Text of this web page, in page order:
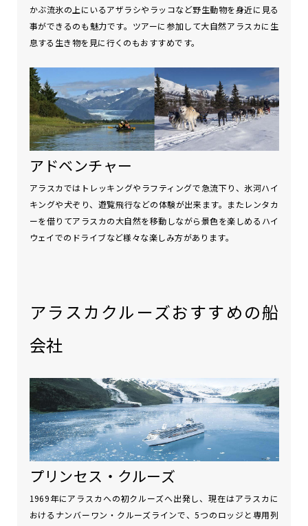
かぶ流氷の上にいるアザラシやラッコなど野生動物を身近に見る
事ができるのも魅力です。ツアーに参加して大自然アラスカに生
息する生き物を見に行くのもおすすめです。
アドベンチャー
アラスカではトレッキングやラフティングで急流下り、氷河ハイ
キングや犬ぞり、遊覧飛行などの体験が出来ます。またレンタカ
ーを借りてアラスカの大自然を移動しながら景色を楽しめるハイ
ウェイでのドライブなど様々な楽しみ方があります。
アラスカクルーズおすすめの船
会社
プリンセス・クルーズ
1969年にアラスカへの初クルーズへ出発し、現在はアラスカに
おけるナンバーワン・クルーズラインで、5つのロッジと専用列